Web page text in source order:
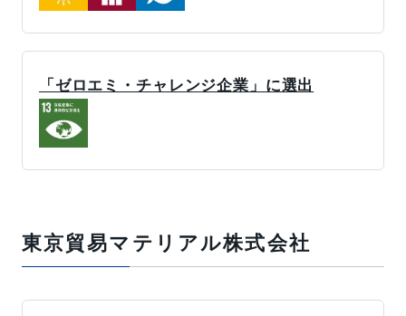
「ゼロエミ・チャレンジ企業」に選出
東京貿易マテリアル株式会社